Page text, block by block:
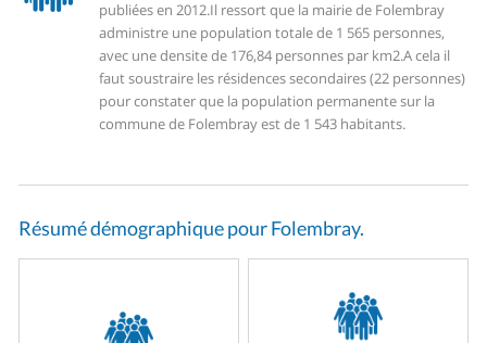
publiées en 2012.Il ressort que la mairie de Folembray
administre une population totale de 1 565 personnes,
avec une densite de 176,84 personnes par km2.A cela il
faut soustraire les résidences secondaires (22 personnes)
pour constater que la population permanente sur la
commune de Folembray est de 1 543 habitants.
Résumé démographique pour Folembray.